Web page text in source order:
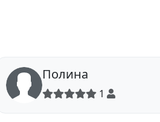
Полина
1